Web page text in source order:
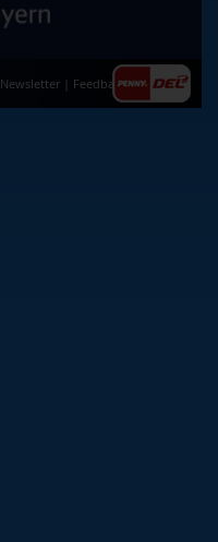
Newsletter Feedback|AGB